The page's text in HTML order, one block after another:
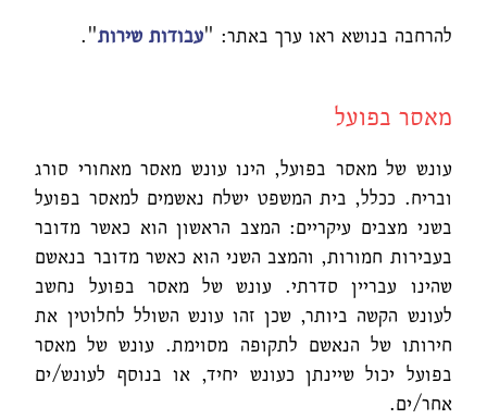
להרחבה בנושא ראו ערך באתר: "עבודות שירות".
מאסר בפועל
עונש של מאסר בפועל, הינו עונש מאסר מאחורי סורג
ובריח. ככלל, בית המשפט ישלח נאשמים למאסר בפועל
בשני מצבים עיקריים: המצב הראשון הוא כאשר מדובר
בעבירות חמורות, והמצב השני הוא כאשר מדובר בנאשם
שהינו עבריין סדרתי. עונש של מאסר בפועל נחשב
לעונש הקשה ביותר, שכן זהו עונש השולל לחלוטין את
חירותו של הנאשם לתקופה מסוימת. עונש של מאסר
בפועל יכול שיינתן כעונש יחיד, או בנוסף לעונש/ים
אחר/ים.